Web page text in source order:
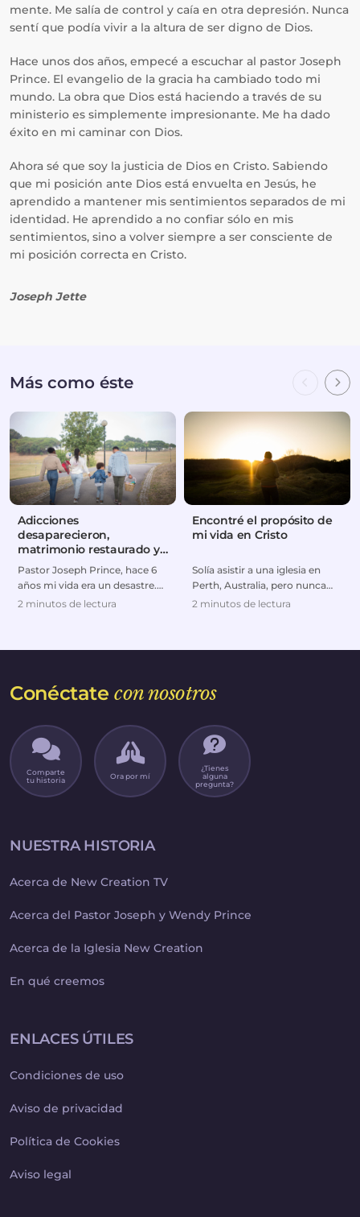
mente. Me salía de control y caía en otra depresión. Nunca
sentí que podía vivir a la altura de ser digno de Dios.
Hace unos dos años, empecé a escuchar al pastor Joseph
Prince. El evangelio de la gracia ha cambiado todo mi
mundo. La obra que Dios está haciendo a través de su
ministerio es simplemente impresionante. Me ha dado
éxito en mi caminar con Dios.
Ahora sé que soy la justicia de Dios en Cristo. Sabiendo
que mi posición ante Dios está envuelta en Jesús, he
aprendido a mantener mis sentimientos separados de mi
identidad. He aprendido a no confiar sólo en mis
sentimientos, sino a volver siempre a ser consciente de
mi posición correcta en Cristo.
Joseph Jette
Más como éste
Adicciones
desaparecieron,
matrimonio restaurado y
ahora con negocio exitoso
Pastor Joseph Prince, hace 6
años mi vida era un desastre.
Me vi obligado a divorciarme
2 minutos de lectura
Encontré el propósito de
mi vida en Cristo
Solía asistir a una iglesia en
Perth, Australia, pero nunca
sentí realmente que pertenecía
2 minutos de lectura
Conéctatecon nosotros
Comparte
tu historia
Ora por mí
¿Tienes
alguna
pregunta?
NUESTRA HISTORIA
Acerca de New Creation TV
Acerca del Pastor Joseph y Wendy Prince
Acerca de la Iglesia New Creation
En qué creemos
ENLACES ÚTILES
Condiciones de uso
Aviso de privacidad
Política de Cookies
Aviso legal